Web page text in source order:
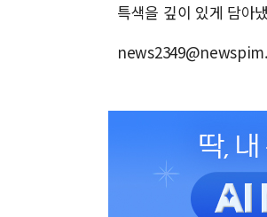
특색을 깊이 있게 담아